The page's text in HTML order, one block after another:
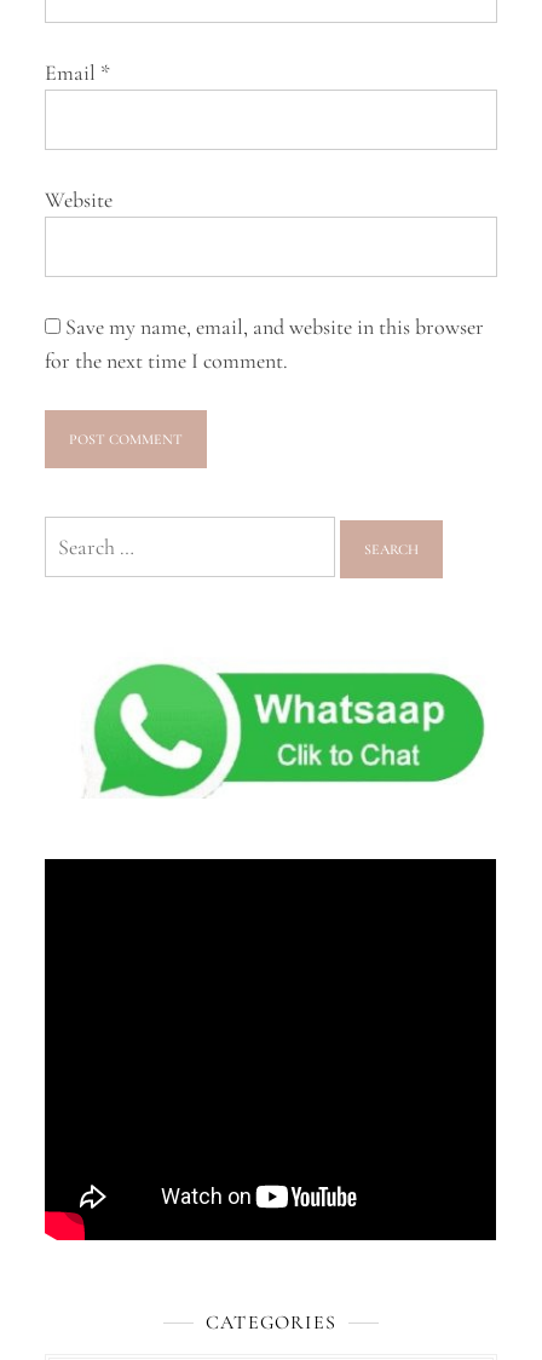
Email *
Website
Save my name, email, and website in this browser
for the next time I comment.
CATEGORIES